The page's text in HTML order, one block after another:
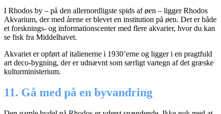
I Rhodos by – på den allernordligste spids af øen – ligger Rhodos
Akvarium, der med årene er blevet en institution på øen. Det er både
et forsknings- og informationscenter med flere akvarier, hvor du kan
se fisk fra Middelhavet.
Akvariet er opført af italienerne i 1930’erne og ligger i en pragtfuld
art deco-bygning, der er udnævnt som særligt vartegn af det græske
kulturministerium.
11. Gå med på en byvandring